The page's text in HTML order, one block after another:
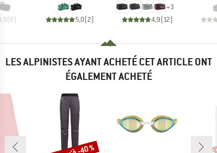
(8) 5,0(2)
+3
4,9( 12)
LES ALPINISTES AYANT ACHETÉ CET ARTICLE ONT
ÉGALEMENT ACHETÉ
Remise